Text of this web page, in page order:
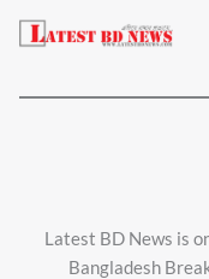
Latest BD News is
Bangladesh